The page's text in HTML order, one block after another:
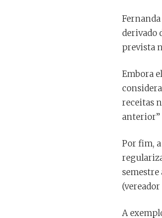
derivado
prevista
Embora
receitas
anterior”
Por fim,
semestre
A